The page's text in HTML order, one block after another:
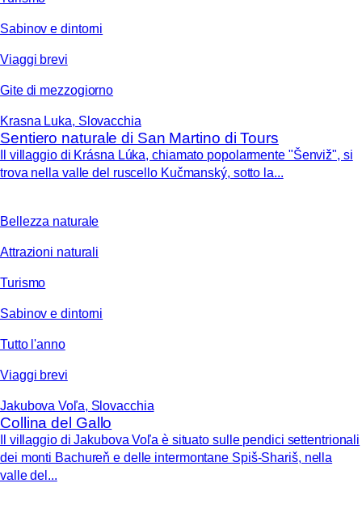
Sabinov e dintorni
Viaggi brevi
Gite di mezzogiorno
Krasna Luka, Slovacchia
Sentiero naturale di San Martino di Tours
Il villaggio di Krásna Lúka, chiamato popolarmente "Šenviž", si
trova nella valle del ruscello Kučmanský, sotto la...
Bellezza naturale
Attrazioni naturali
Turismo
Sabinov e dintorni
Tutto l'anno
Viaggi brevi
Jakubova Voľa, Slovacchia
Collina del Gallo
Il villaggio di Jakubova Voľa è situato sulle pendici settentrionali
dei monti Bachureň e delle intermontane Spiš-Shariš, nella
valle del...